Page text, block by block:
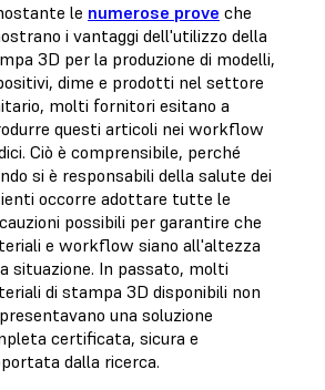
le numerose prove che
i vantaggi dell'utilizzo della
3D per la produzione di modelli,
dime e prodotti nel settore
molti fornitori esitano a
questi articoli nei workflow
Ciò è comprensibile, perché
si è responsabili della salute dei
occorre adottare tutte le
possibili per garantire che
e workflow siano all'altezza
situazione. In passato, molti
di stampa 3D disponibili non
una soluzione
certificata, sicura e
dalla ricerca.